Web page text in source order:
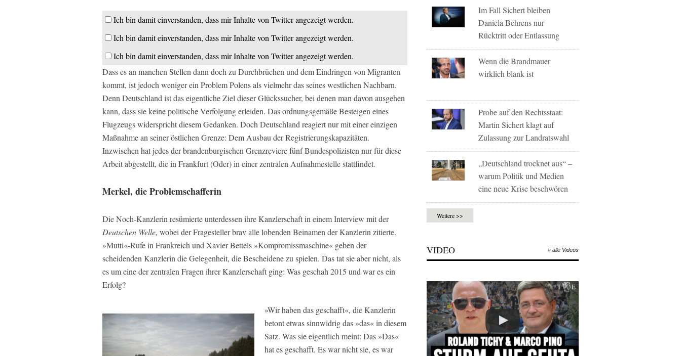
Ich bin damit einverstanden, dass mir Inhalte von Twitter angezeigt werden.
Ich bin damit einverstanden, dass mir Inhalte von Twitter angezeigt werden.
Ich bin damit einverstanden, dass mir Inhalte von Twitter angezeigt werden.
Dass es an manchen Stellen dann doch zu Durchbrüchen und dem Eindringen von Migranten
kommt, ist jedoch weniger ein Problem Polens als vielmehr das seines westlichen Nachbarn.
Denn Deutschland ist das eigentliche Ziel dieser Glückssucher, bei denen man davon ausgehen
kann, dass sie keine politische Verfolgung erleiden. Das ordnungsgemäße Besteigen eines
Flugzeugs widerspricht diesem Gedanken. Doch Deutschland reagiert nur mit einer einzigen
Maßnahme an seiner östlichen Grenze: Dem Ausbau der Registrierungskapazitäten.
Inzwischen hat jedes der brandenburgischen Grenzreviere fünf Bundespolizisten nur für diese
Arbeit abgestellt, die in Frankfurt (Oder) in einer zentralen Aufnahmestelle stattfindet.
Merkel, die Problemschafferin
Die Noch-Kanzlerin resümierte unterdessen ihre Kanzlerschaft in einem Interview mit der
Deutschen Welle, wobei der Fragesteller brav alle lobenden Beinamen der Kanzlerin zitierte.
»Mutti«-Rufe in Frankreich und Xavier Bettels »Kompromissmaschine« geben der
scheidenden Kanzlerin die Gelegenheit, die Bescheidene zu spielen. Das tat sie aber nicht, als
es um eine der zentralen Fragen ihrer Kanzlerschaft ging: Was geschah 2015 und war es ein
Erfolg?
»Wir haben das geschafft«, die Kanzlerin
betont etwas sinnwidrig das »das« in diesem
Satz. Was sie eigentlich meint: Das »Das«
hat es geschafft. Es war nicht sie, es war
Im Fall Sichert bleiben
Daniela Behrens nur
Rücktritt oder Entlassung
Wenn die Brandmauer
wirklich blank ist
Probe auf den Rechtsstaat:
Martin Sichert klagt auf
Zulassung zur Landratswahl
„Deutschland trocknet aus“ –
warum Politik und Medien
eine neue Krise beschwören
Weitere >>
VIDEO » alle Videos